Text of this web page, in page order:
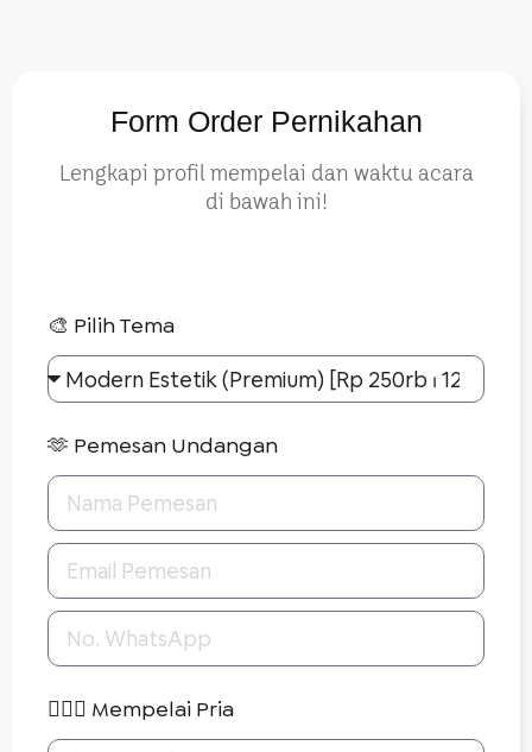
Form Order Pernikahan
Lengkapi profil mempelai dan waktu acara
di bawah ini!
🎨 Pilih Tema
🫶 Pemesan Undangan
🤵🏻‍♂️ Mempelai Pria